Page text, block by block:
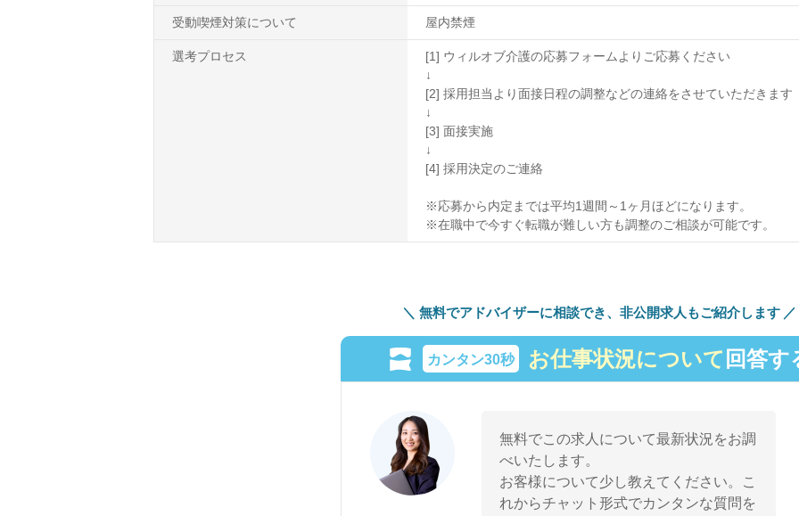
受動喫煙対策について 屋内禁煙
選考プロセス
[1] ウィルオブ介護の応募フォームよりご応募ください
↓
[2] 採用担当より面接日程の調整などの連絡をさせていただきます
↓
[3] 面接実施
↓
[4] 採用決定のご連絡
※応募から内定までは平均1週間～1ヶ月ほどになります。
※在職中で今すぐ転職が難しい方も調整のご相談が可能です。
無料でアドバイザーに相談でき、 非公開求人もご紹介します
カンタン30秒 お仕事状況について 回答す
無料でこの求人について最新状況をお調
べいたします。
お客様について少し教えてください。こ
れからチャット形式でカンタンな質問を